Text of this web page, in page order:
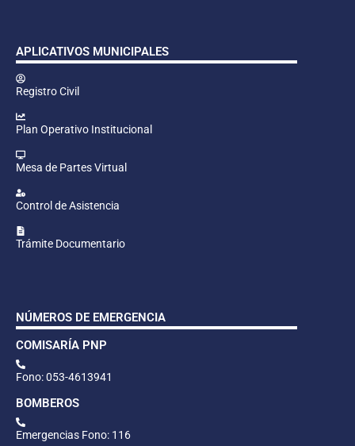
APLICATIVOS MUNICIPALES
Registro Civil
Plan Operativo Institucional
Mesa de Partes Virtual
Control de Asistencia
Trámite Documentario
NÚMEROS DE EMERGENCIA
COMISARÍA PNP
Fono: 053-4613941
BOMBEROS
Emergencias Fono: 116